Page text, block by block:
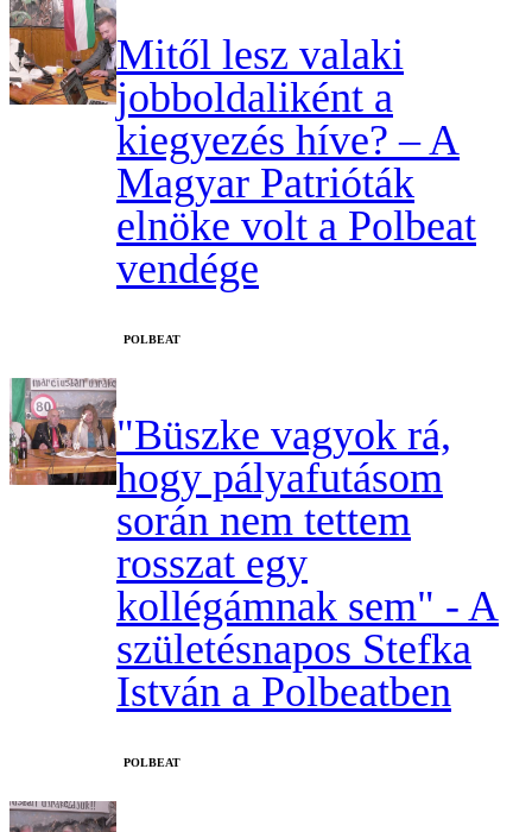
Mitől lesz valaki
jobboldaliként a
kiegyezés híve? – A
Magyar Patrióták
elnöke volt a Polbeat
vendége
‎POLBEAT
"Büszke vagyok rá,
hogy pályafutásom
során nem tettem
rosszat egy
kollégámnak sem" - A
születésnapos Stefka
István a Polbeatben
‎POLBEAT